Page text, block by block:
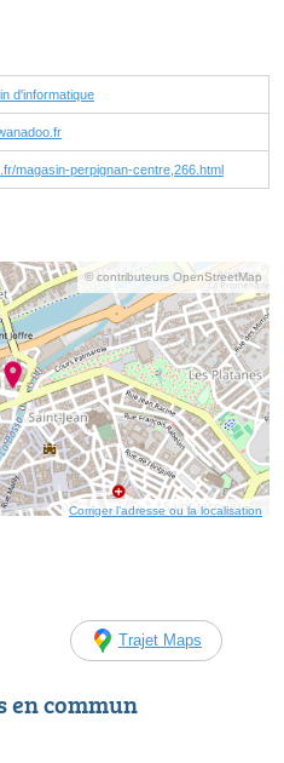
d'informatique
magasin-perpignan-centre,266.html
© contributeurs OpenStreetMap
Corriger l’adresse ou la localisation
Trajet Maps
en commun